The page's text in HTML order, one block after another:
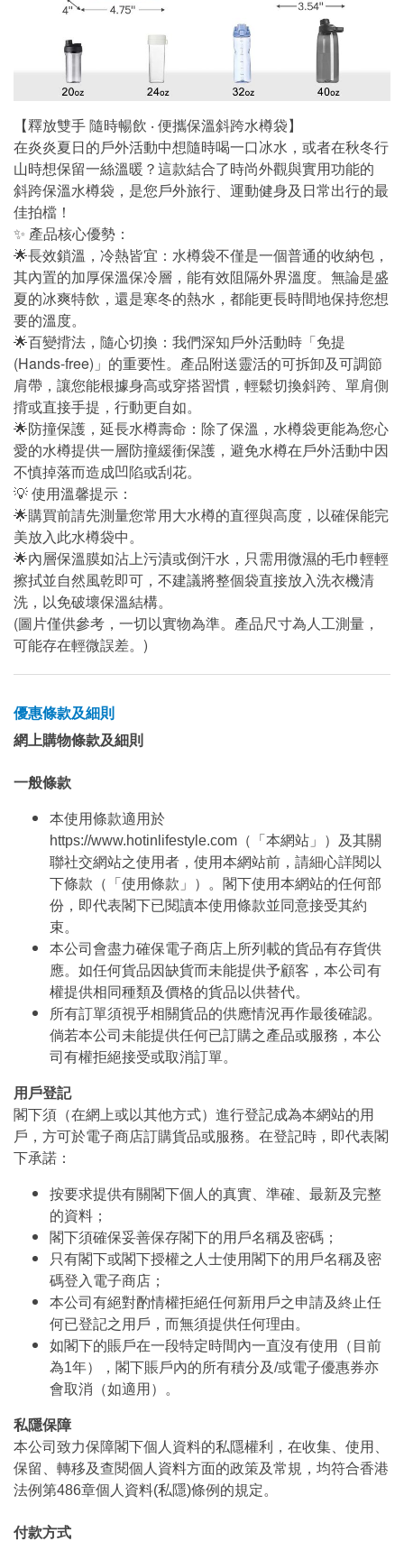
【釋放雙手 隨時暢飲 ‧ 便攜保溫斜跨水樽袋】
在炎炎夏日的戶外活動中想隨時喝一口冰水，或者在秋冬行
山時想保留一絲溫暖？這款結合了時尚外觀與實用功能的
斜跨保溫水樽袋，是您戶外旅行、運動健身及日常出行的最
佳拍檔！
✨ 產品核心優勢：
🌟長效鎖溫，冷熱皆宜：水樽袋不僅是一個普通的收納包，
其內置的加厚保溫保冷層，能有效阻隔外界溫度。無論是盛
夏的冰爽特飲，還是寒冬的熱水，都能更長時間地保持您想
要的溫度。
🌟百變揹法，隨心切換：我們深知戶外活動時「免提
(Hands-free)」的重要性。產品附送靈活的可拆卸及可調節
肩帶，讓您能根據身高或穿搭習慣，輕鬆切換斜跨、單肩側
揹或直接手提，行動更自如。
🌟防撞保護，延長水樽壽命：除了保溫，水樽袋更能為您心
愛的水樽提供一層防撞緩衝保護，避免水樽在戶外活動中因
不慎掉落而造成凹陷或刮花。
💡 使用溫馨提示：
🌟購買前請先測量您常用大水樽的直徑與高度，以確保能完
美放入此水樽袋中。
🌟內層保溫膜如沾上污漬或倒汗水，只需用微濕的毛巾輕輕
擦拭並自然風乾即可，不建議將整個袋直接放入洗衣機清
洗，以免破壞保溫結構。
(圖片僅供參考，一切以實物為準。產品尺寸為人工測量，
可能存在輕微誤差。)
優惠條款及細則
網上購物條款及細則
一般條款
本使用條款適用於
https://www.hotinlifestyle.com（「本網站」）及其關
聯社交網站之使用者，使用本網站前，請細心詳閱以
下條款（「使用條款」）。閣下使用本網站的任何部
份，即代表閣下已閱讀本使用條款並同意接受其約
束。
本公司會盡力確保電子商店上所列載的貨品有存貨供
應。如任何貨品因缺貨而未能提供予顧客，本公司有
權提供相同種類及價格的貨品以供替代。
所有訂單須視乎相關貨品的供應情況再作最後確認。
倘若本公司未能提供任何已訂購之產品或服務，本公
司有權拒絕接受或取消訂單。
用戶登記
閣下須（在網上或以其他方式）進行登記成為本網站的用
戶，方可於電子商店訂購貨品或服務。在登記時，即代表閣
下承諾：
按要求提供有關閣下個人的真實、準確、最新及完整
的資料；
閣下須確保妥善保存閣下的用戶名稱及密碼；
只有閣下或閣下授權之人士使用閣下的用戶名稱及密
碼登入電子商店；
本公司有絕對酌情權拒絕任何新用戶之申請及終止任
何已登記之用戶，而無須提供任何理由。
如閣下的賬戶在一段特定時間內一直沒有使用（目前
為1年），閣下賬戶內的所有積分及/或電子優惠券亦
會取消（如適用）。
私隱保障
本公司致力保障閣下個人資料的私隱權利，在收集、使用、
保留、轉移及查閱個人資料方面的政策及常規，均符合香港
法例第486章個人資料(私隱)條例的規定。
付款方式